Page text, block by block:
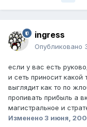
ingress
Опубликовано
если у вас есть
и сеть приносит какой
выглядит как то по
пропивать прибыль а
магистральное и
Изменено 3 июня,